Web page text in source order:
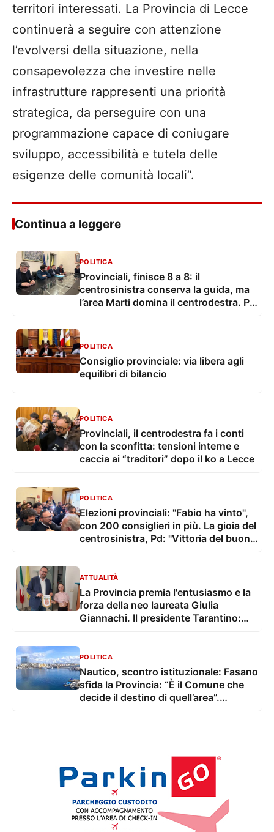
territori interessati. La Provincia di Lecce
continuerà a seguire con attenzione
l’evolversi della situazione, nella
consapevolezza che investire nelle
infrastrutture rappresenti una priorità
strategica, da perseguire con una
programmazione capace di coniugare
sviluppo, accessibilità e tutela delle
esigenze delle comunità locali”.
Continua a leggere
POLITICA
Provinciali, finisce 8 a 8: il
centrosinistra conserva la guida, ma
l’area Marti domina il centrodestra. Pd
POLITICA
Consiglio provinciale: via libera agli
equilibri di bilancio
POLITICA
Provinciali, il centrodestra fa i conti
con la sconfitta: tensioni interne e
caccia ai “traditori” dopo il ko a Lecce
POLITICA
Elezioni provinciali: "Fabio ha vinto",
con 200 consiglieri in più. La gioia del
centrosinistra, Pd: "Vittoria del buon
ATTUALITÀ
La Provincia premia l'entusiasmo e la
forza della neo laureata Giulia
Giannachi. Il presidente Tarantino:
POLITICA
Nautico, scontro istituzionale: Fasano
sfida la Provincia: “È il Comune che
decide il destino di quell’area”.